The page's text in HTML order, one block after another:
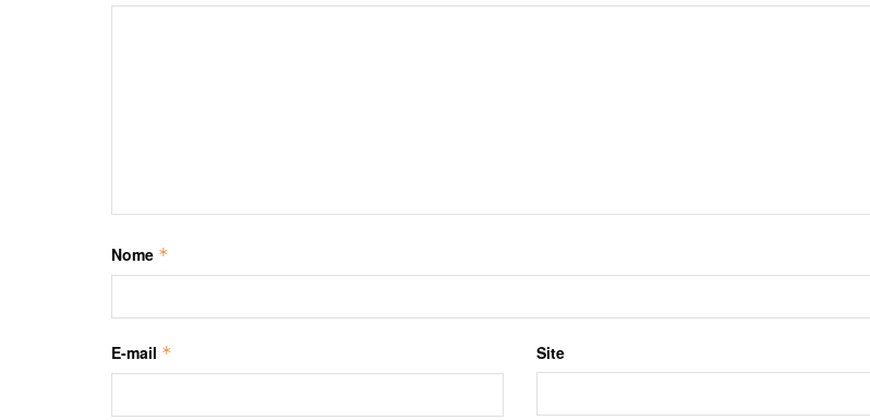
Nome *
E-mail * Site